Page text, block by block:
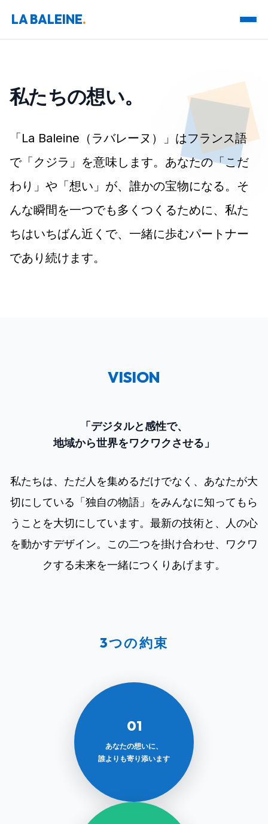
LA BALEINE.
私たちの想い。
「La Baleine（ラバレーヌ）」はフランス語
で「クジラ」を意味します。あなたの「こだ
わり」や「想い」が、誰かの宝物になる。そ
んな瞬間を一つでも多くつくるために、私た
ちはいちばん近くで、一緒に歩むパートナー
であり続けます。
VISION
「デジタルと感性で、
地域から世界をワクワクさせる」
私たちは、ただ人を集めるだけでなく、あなたが大
切にしている「独自の物語」をみんなに知ってもら
うことを大切にしています。最新の技術と、人の心
を動かすデザイン。この二つを掛け合わせ、ワクワ
クする未来を一緒につくりあげます。
3つの約束
01
あなたの想いに、
誰よりも寄り添います